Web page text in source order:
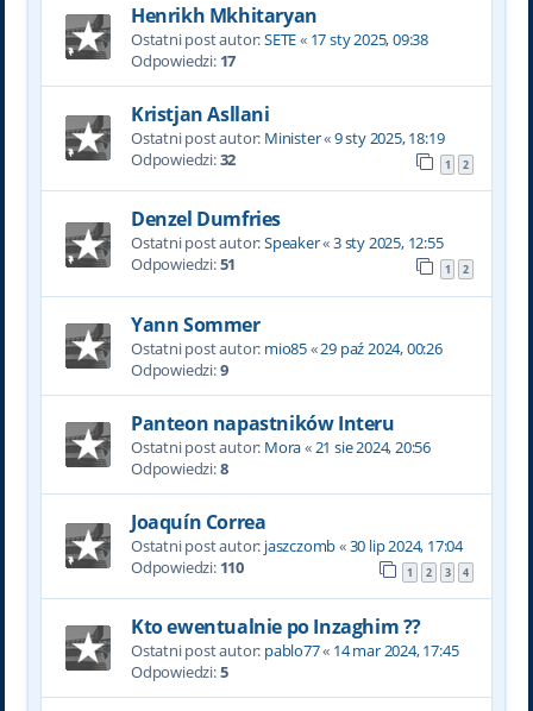
Henrikh Mkhitaryan
Ostatni post autor:SETE« 17 sty 2025, 09:38
Odpowiedzi: 17
Kristjan Asllani
Ostatni post autor: Minister«9 sty 2025, 18:19
Odpowiedzi:32 1 2
Denzel Dumfries
Ostatni post autor:Speaker«3 sty 2025, 12:55
Odpowiedzi:51 1 2
Yann Sommer
Ostatni post autor: mio85«29 paź 2024, 00:26
Odpowiedzi:9
Panteon napastników Interu
Ostatni post autor: Mora«21 sie 2024, 20:56
Odpowiedzi:8
Joaquín Correa
Ostatni post autor: jaszczomb«30 lip 2024, 17:04
Odpowiedzi: 110 1 2 3 4
Kto ewentualnie po Inzaghim ??
Ostatni post autor: pablo77« 14 mar 2024, 17:45
Odpowiedzi:5